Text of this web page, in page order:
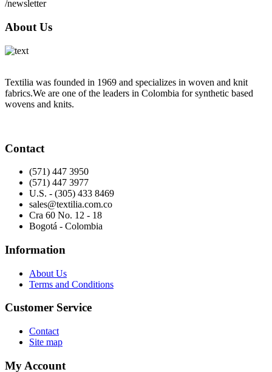
/newsletter
About Us
Textilia was founded in 1969 and specializes in woven and knit
fabrics.We are one of the leaders in Colombia for synthetic based
wovens and knits.
Contact
(571) 447 3950
(571) 447 3977
U.S. - (305) 433 8469
sales@textilia.com.co
Cra 60 No. 12 - 18
Bogotá - Colombia
Information
About Us
Terms and Conditions
Customer Service
Contact
Site map
My Account